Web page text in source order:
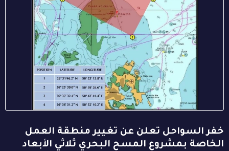
خفر السواحل تعلن عن تغيير منطقة العمل
الخاصة بمشروع المسح البحري ثلاثي الأبعاد